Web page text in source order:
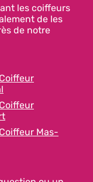
les coiffeurs
de les
de notre
Mas-